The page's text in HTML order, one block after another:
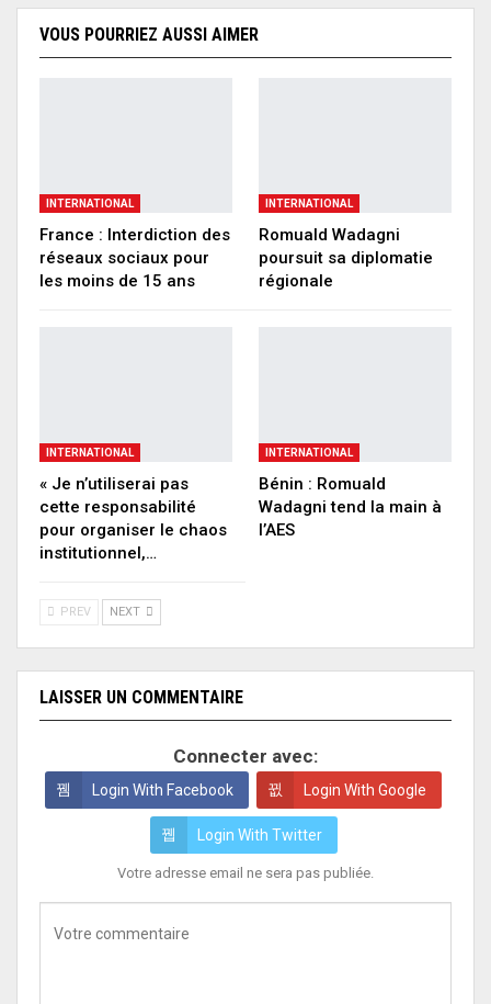
VOUS POURRIEZ AUSSI AIMER
INTERNATIONAL
France : Interdiction des
réseaux sociaux pour
les moins de 15 ans
INTERNATIONAL
Romuald Wadagni
poursuit sa diplomatie
régionale
INTERNATIONAL
« Je n’utiliserai pas
cette responsabilité
pour organiser le chaos
institutionnel,…
INTERNATIONAL
Bénin : Romuald
Wadagni tend la main à
l’AES
PREV NEXT
LAISSER UN COMMENTAIRE
Connecter avec:
Login With Facebook Login With Google
Login With Twitter
Votre adresse email ne sera pas publiée.